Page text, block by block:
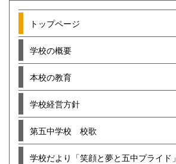
トップページ
学校の概要
本校の教育
学校経営方針
第五中学校 校歌
学校だより「笑顔と夢と五中プライド」